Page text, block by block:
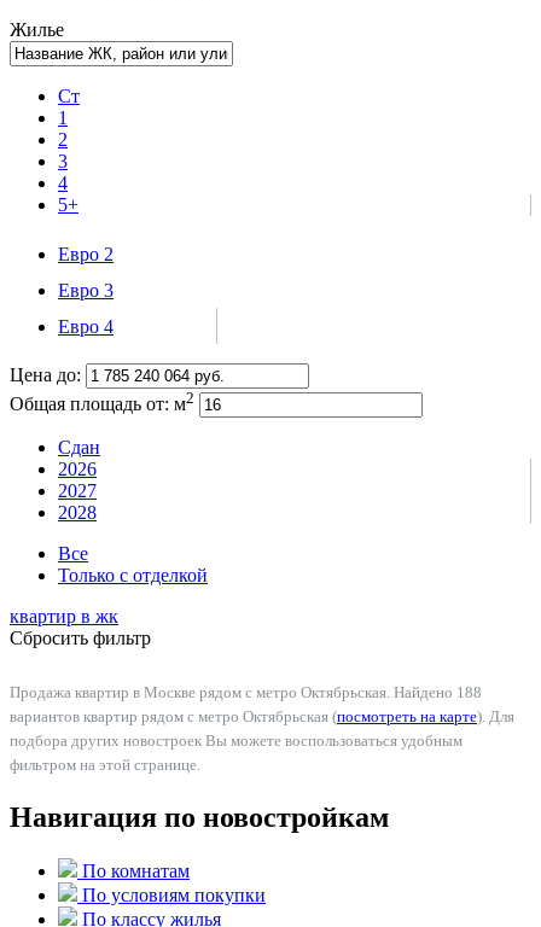
Жилье
Ст
1
2
3
4
5+
Евро 2
Евро 3
Евро 4
Цена до:
Общая площадь от: м2
Сдан
2026
2027
2028
Все
Только с отделкой
квартир в жк
Сбросить фильтр
Продажа квартир в Москве рядом с метро Октябрьская. Найдено 188
вариантов квартир рядом с метро Октябрьская (посмотреть на карте). Для
подбора других новостроек Вы можете воспользоваться удобным
фильтром на этой странице.
Навигация по новостройкам
По комнатам
По условиям покупки
По классу жилья